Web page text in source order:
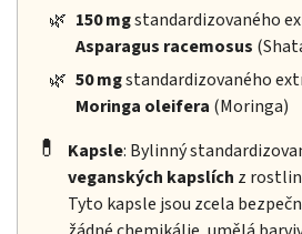
🌿 150 mgstandardizovaného
Asparagus racemosus
🌿 50 mgstandardizovaného
Moringa oleifera (Moringa)
💊 Kapsle: Bylinný
veganských kapslích z
Tyto kapsle jsou zcela